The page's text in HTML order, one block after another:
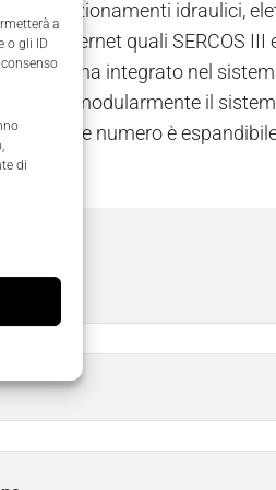
a
o gli ID
di
con azionamenti idraulici,
Ethernet quali SERCOS III
ha integrato nel
modularmente il
tale numero è